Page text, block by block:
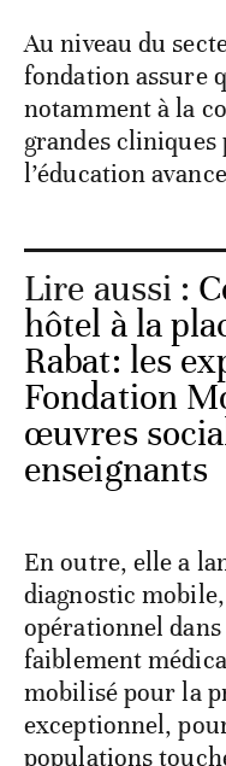
Au niveau du
fondation assure
notamment à la
grandes
l’éducation
Lire aussi :
hôtel à la
Rabat: les
Fondation
œuvres
enseignants
En outre, elle a
diagnostic
opérationnel
faiblement
mobilisé pour la
exceptionnel,
populations